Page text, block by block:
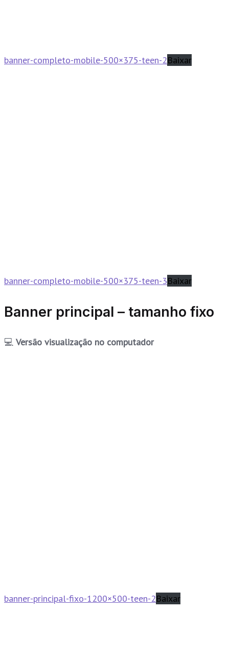
banner-completo-mobile-500×375-teen-2Baixar
banner-completo-mobile-500×375-teen-3Baixar
Banner principal – tamanho fixo
💻 Versão visualização no computador
banner-principal-fixo-1200×500-teen-2Baixar